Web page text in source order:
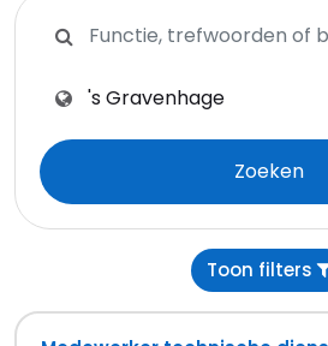
Zoeken op functie,
Zoeken op plaats, provincie of
Zoeken
Toon filters